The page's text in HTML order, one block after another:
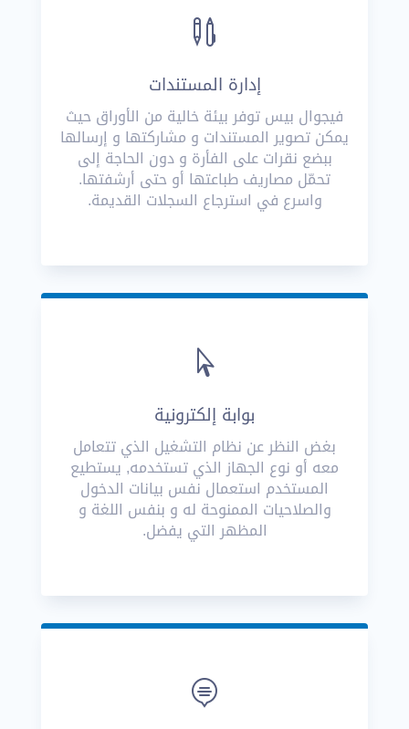

إدارة المستندات
فيجوال بيس توفر بيئة خالية من الأوراق حيث
يمكن تصوير المستندات و مشاركتها و إرسالها
ببضع نقرات على الفأرة و دون الحاجة إلى
تحمّل مصاريف طباعتها أو حتى أرشفتها.
واسرع في استرجاع السجلات القديمة.

بوابة إلكترونية
بغض النظر عن نظام التشغيل الذي تتعامل
معه أو نوع الجهاز الذي تستخدمه, يستطيع
المستخدم استعمال نفس بيانات الدخول
والصلاحيات الممنوحة له و بنفس اللغة و
المظهر التي يفضل.
